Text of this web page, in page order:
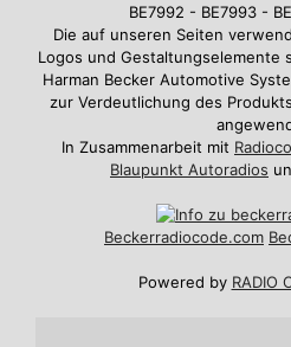
BE7992 - BE7993 -
Die auf unseren Seiten
Logos und Gestaltungselemente
Harman Becker Automotive
zur Verdeutlichung des
In Zusammenarbeit mit
Blaupunkt Autoradios
Beckerradiocode.com
Powered by RADIO